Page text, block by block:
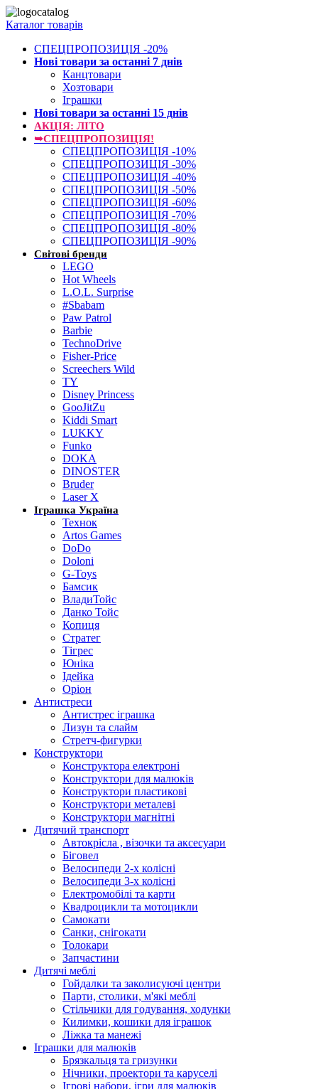
Каталог товарів
СПЕЦПРОПОЗИЦІЯ -20%
Нові товари за останнi 7 днiв
Канцтовари
Хозтовари
Іграшки
Нові товари за останнi 15 днiв
АКЦІЯ: ЛІТО
➥СПЕЦПРОПОЗИЦІЯ!
СПЕЦПРОПОЗИЦІЯ -10%
СПЕЦПРОПОЗИЦІЯ -30%
СПЕЦПРОПОЗИЦІЯ -40%
СПЕЦПРОПОЗИЦІЯ -50%
СПЕЦПРОПОЗИЦІЯ -60%
СПЕЦПРОПОЗИЦІЯ -70%
СПЕЦПРОПОЗИЦІЯ -80%
СПЕЦПРОПОЗИЦІЯ -90%
Світові бренди
LEGO
Hot Wheels
L.O.L. Surprise
#Sbabam
Paw Patrol
Barbie
TechnoDrive
Fisher-Price
Screechers Wild
TY
Disney Princess
GooJitZu
Kiddi Smart
LUKKY
Funko
DOKA
DINOSTER
Bruder
Laser X
Іграшка Україна
Технок
Artos Games
DoDo
Doloni
G-Toys
Бамсик
ВладиТойс
Данко Тойс
Копиця
Стратег
Тігрес
Юніка
Ідейка
Оріон
Антистреси
Антистрес іграшка
Лизун та слайм
Стретч-фигурки
Конструктори
Конструктора електроні
Конструктори для малюків
Конструктори пластикові
Конструктори металеві
Конструктори магнітні
Дитячий транспорт
Автокрісла , візочки та аксесуари
Біговел
Велосипеди 2-х колісні
Велосипеди 3-х колісні
Електромобілі та карти
Квадроцикли та мотоцикли
Самокати
Санки, снігокати
Толокари
Запчастини
Дитячі меблі
Гойдалки та заколисуючі центри
Парти, столики, м'які меблі
Стільчики для годування, ходунки
Килимки, кошики для іграшок
Ліжка та манежі
Іграшки для малюків
Брязкальця та гризунки
Нічники, проектори та каруселі
Ігрові набори, ігри для малюків